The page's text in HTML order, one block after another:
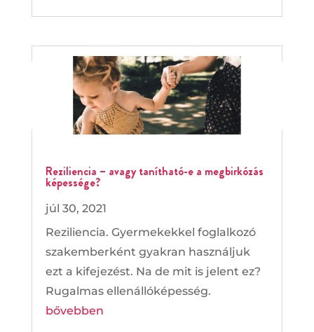
Reziliencia – avagy tanítható-e a megbirkózás
képessége?
júl 30, 2021
Reziliencia. Gyermekekkel foglalkozó
szakemberként gyakran használjuk
ezt a kifejezést. Na de mit is jelent ez?
Rugalmas ellenállóképesség.
bővebben